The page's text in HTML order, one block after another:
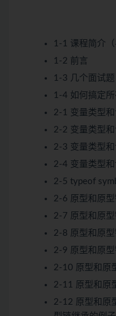
1-1 课程简介（
1-2 前言
1-3 几个面试题
1-4 如何搞定
2-1 变量类型
2-2 变量类型
2-3 变量类型
2-4 变量类型
2-5 typeof
2-6 原型和原
2-7 原型和原
2-8 原型和原
2-9 原型和原
2-10 原型和原
2-11 原型和原
2-12 原型和原